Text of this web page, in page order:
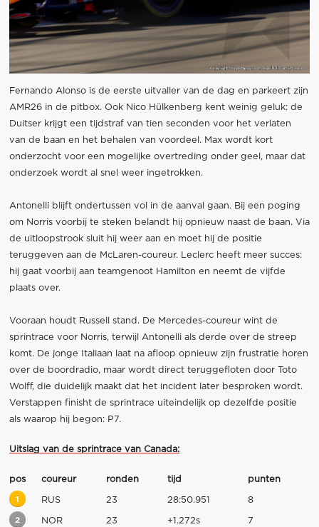
Fernando Alonso is de eerste uitvaller van de dag en parkeert zijn
AMR26 in de pitbox. Ook Nico Hülkenberg kent weinig geluk: de
Duitser krijgt een tijdstraf van tien seconden voor het verlaten
van de baan en het behalen van voordeel. Max wordt kort
onderzocht voor een mogelijke overtreding onder geel, maar dat
onderzoek wordt al snel weer ingetrokken.
Antonelli blijft ondertussen vol in de aanval gaan. Bij een poging
om Norris voorbij te steken belandt hij opnieuw naast de baan. Via
de uitloopstrook sluit hij weer aan en moet hij de positie
teruggeven aan de McLaren-coureur. Leclerc heeft meer succes:
hij gaat voorbij aan teamgenoot Hamilton en neemt de vijfde
plaats over.
Vooraan houdt Russell stand. De Mercedes-coureur wint de
sprintrace voor Norris, terwijl Antonelli als derde over de streep
komt. De jonge Italiaan laat na afloop opnieuw zijn frustratie horen
over de boordradio, maar wordt direct teruggefloten door Toto
Wolff, die duidelijk maakt dat het incident later besproken wordt.
Verstappen finisht de sprintrace uiteindelijk op dezelfde positie
als waarop hij begon: P7.
Uitslag van de sprintrace van Canada:
pos coureur ronden tijd punten
1 RUS 23 28:50.951 8
2 NOR 23 +1.272s 7